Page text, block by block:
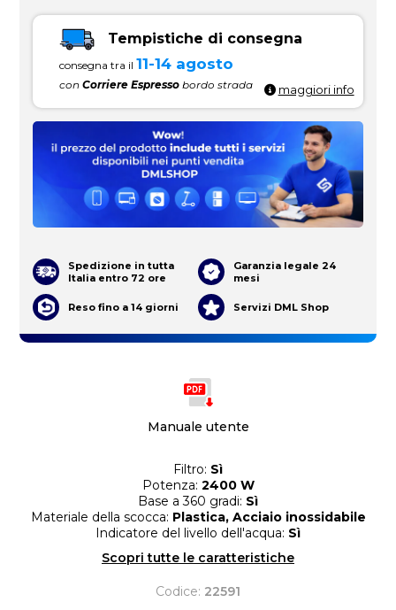
Manuale utente
Filtro: Sì
Potenza: 2400 W
Base a 360 gradi: Sì
Materiale della scocca: Plastica, Acciaio inossidabile
Indicatore del livello dell'acqua: Sì
Scopri tutte le caratteristiche
Codice: 22591
Tempistiche di consegna
consegna tra il 11-14 agosto
conCorriere Espresso bordo strada maggiori info
Spedizione in tutta
Italia entro 72 ore
Garanzia legale 24
mesi
Reso fino a 14 giorni Servizi DML Shop